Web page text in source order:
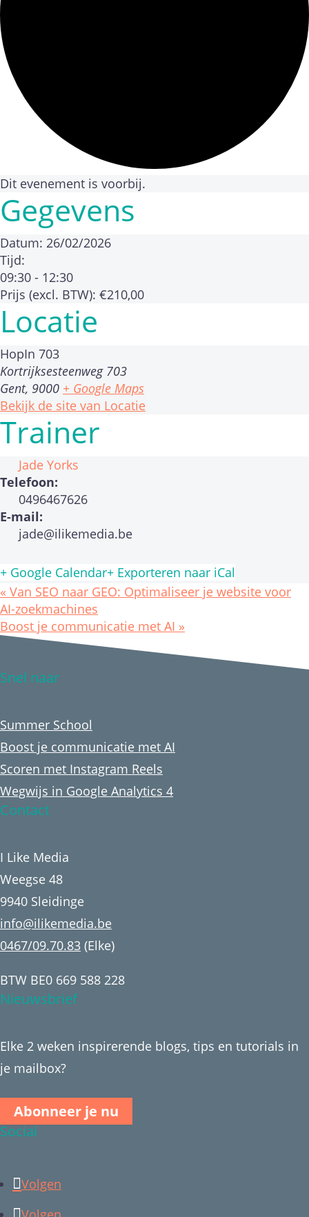
Dit evenement is voorbij.
Gegevens
Datum: 26/02/2026
Tijd:
09:30 - 12:30
Prijs (excl. BTW): €210,00
Locatie
HopIn 703
Kortrijksesteenweg 703
Gent, 9000 + Google Maps
Bekijk de site van Locatie
Trainer
Jade Yorks
Telefoon:
0496467626
E-mail:
jade@ilikemedia.be
+ Google Calendar+ Exporteren naar iCal
« Van SEO naar GEO: Optimaliseer je website voor
AI-zoekmachines
Boost je communicatie met AI »
Snel naar
Summer School
Boost je communicatie met AI
Scoren met Instagram Reels
Wegwijs in Google Analytics 4
Contact
I Like Media
Weegse 48
9940 Sleidinge
info@ilikemedia.be
0467/09.70.83 (Elke)
BTW BE0 669 588 228
Nieuwsbrief
Elke 2 weken inspirerende blogs, tips en tutorials in
je mailbox?
Abonneer je nu
Social
Volgen